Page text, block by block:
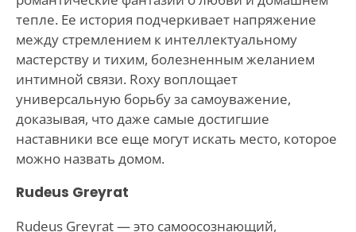
тепле. Ее история подчеркивает напряжение
между стремлением к интеллектуальному
мастерству и тихим, болезненным желанием
интимной связи. Roxy воплощает
универсальную борьбу за самоуважение,
доказывая, что даже самые достигшие
наставники все еще могут искать место, которое
можно назвать домом.
Rudeus Greyrat
Rudeus Greyrat — это самоосознающий,